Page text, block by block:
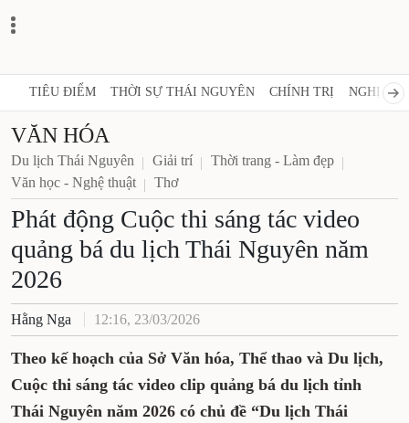
TIÊU ĐIỂM THỜI SỰ THÁI NGUYÊN CHÍNH TRỊ NGHỊ
VĂN HÓA
Du lịch Thái Nguyên Giải trí
Thời trang - Làm đẹp
Văn học - Nghệ thuật
Thơ
Phát động Cuộc thi sáng tác video
quảng bá du lịch Thái Nguyên năm
2026
Hằng Nga 12:16, 23/03/2026
Theo kế hoạch của Sở Văn hóa, Thể thao và Du lịch,
Cuộc thi sáng tác video clip quảng bá du lịch tỉnh
Thái Nguyên năm 2026 có chủ đề “Du lịch Thái